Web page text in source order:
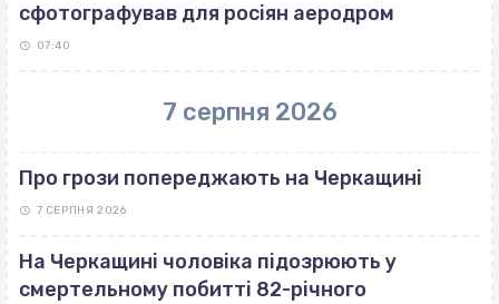
сфотографував для росіян аеродром
07:40
7 серпня 2026
Про грози попереджають на Черкащині
7 СЕРПНЯ 2026
На Черкащині чоловіка підозрюють у
смертельному побитті 82-річного